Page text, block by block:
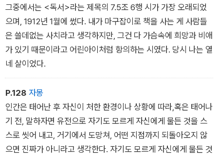
그중에서는 <독서>라는 제목의 7.5조 6행 시가 가장 오래되었
으며, 1912년 1월에 썼다. 내가 마구잡이로 책을 사는 게 사람들
은 쓸데없는 사치라고 생각하지만, 그건 다 가슴속에 희망과 비애
가 있기 때문이라고 어린아이처럼 항의하는 시였다. 당시 나는 열
네 살이었다.
P.128 자몽
인간은 태어난 후 자신이 처한 환경이나 상황에 따라,혹은 태어나
기 전, 말하자면 유전으로 자기도 모르게 자신에게 물든 것을 스
스로 씻어 내고, 거기에서 도망쳐, 어떤 지점까지 되돌아오지 않
으면 진짜가 아니라고 생각한다. 자기도 모르게 자신에게 물든 것